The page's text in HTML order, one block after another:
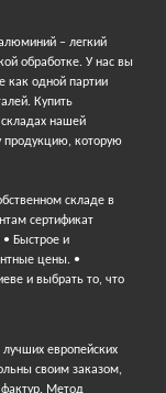
– легкий
обработке. У нас вы
как одной партии
Купить
нашей
продукцию, которую
складе в
сертификат
• Быстрое и
цены. •
и выбрать то, что
европейских
своим заказом,
Метод